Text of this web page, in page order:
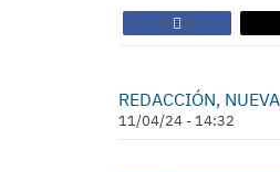
REDACCIÓN,
11/04/24 - 14:32